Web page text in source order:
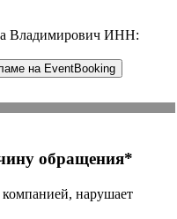
Владимирович ИНН:
на EventBooking
обращения*
нарушает